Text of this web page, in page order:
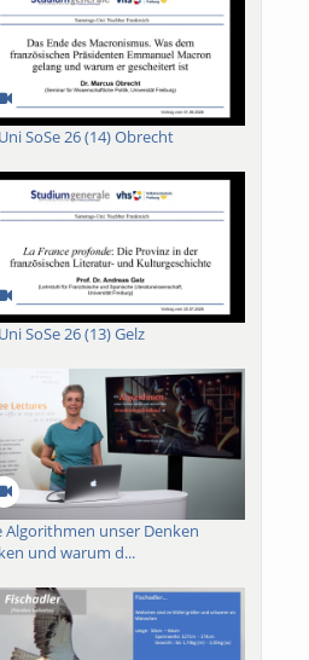
SoSe 26 (14) Obrecht
SoSe 26 (13) Gelz
Algorithmen unser Denken
und warum d...